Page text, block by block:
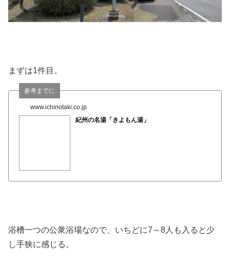
まずは1件目。
www.ichinotaki.co.jp
参考までに
紀州の名湯「きよもん湯」
浴槽一つの公衆浴場なので、いちどに7～8人も入ると少
し手狭に感じる。